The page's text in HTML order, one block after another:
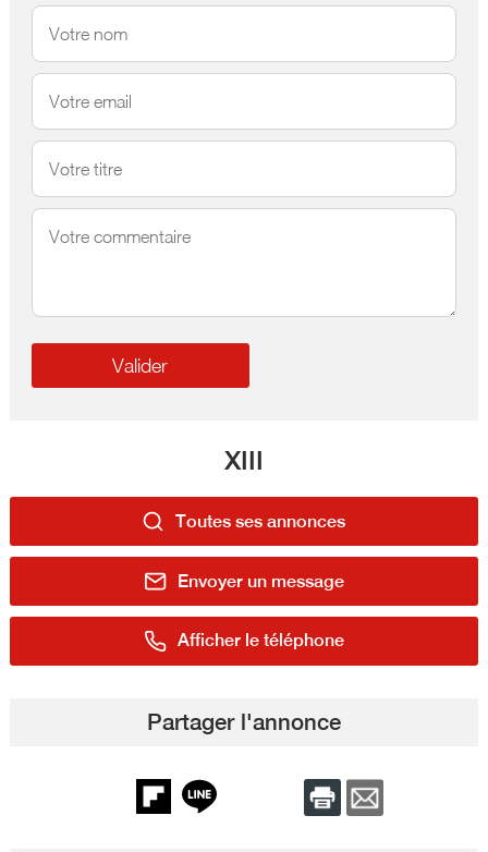
XIII
Toutes ses annonces
Envoyer un message
Afficher le téléphone
Partager l'annonce